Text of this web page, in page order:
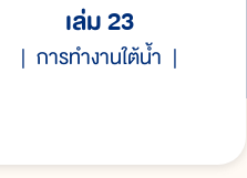
เล่ม 23
การทำงานใต้น้ำ